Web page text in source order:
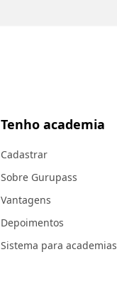
Tenho academia
Cadastrar
Sobre Gurupass
Vantagens
Depoimentos
Sistema para academias